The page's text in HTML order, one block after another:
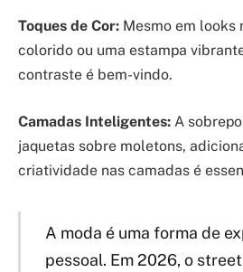
Toques de Cor: Mesmo em looks
colorido ou uma estampa
contraste é bem-vindo.
Camadas Inteligentes: A
jaquetas sobre moletons,
criatividade nas camadas é
A moda é uma forma de
pessoal. Em 2026, o